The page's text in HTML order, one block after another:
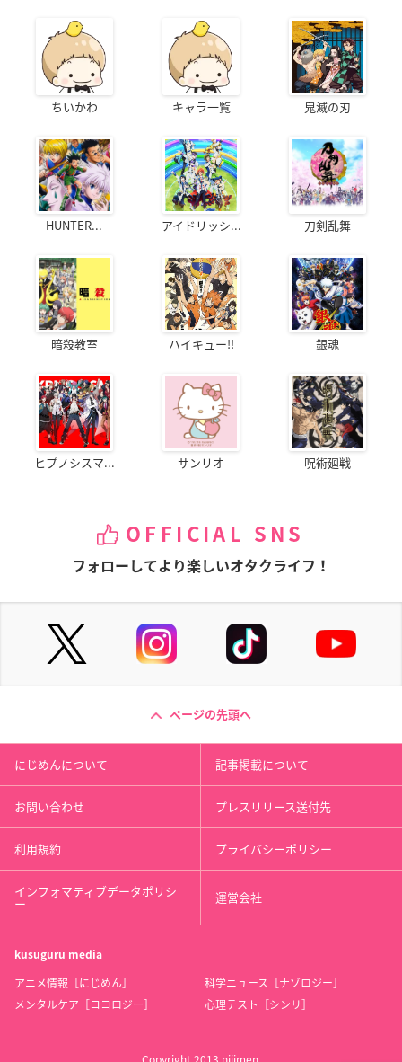
ちいかわ キャラ一覧 鬼滅の刃
HUNTER... アイドリッシ... 刀剣乱舞
暗殺教室 ハイキュー!! 銀魂
ヒプノシスマ... サンリオ 呪術廻戦
OFFICIAL SNS
フォローしてより楽しいオタクライフ！
ページの先頭へ
にじめんについて 記事掲載について
お問い合わせ プレスリリース送付先
利用規約 プライバシーポリシー
インフォマティブデータポリシ
ー 運営会社
kusuguru media
アニメ情報［にじめん］
科学ニュース［ナゾロジー］
メンタルケア［ココロジー］
心理テスト［シンリ］